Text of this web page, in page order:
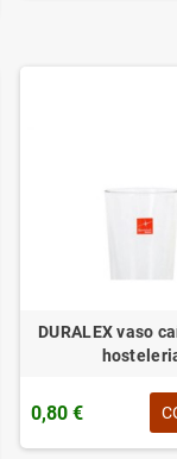
DURALEX vaso
0,80 €